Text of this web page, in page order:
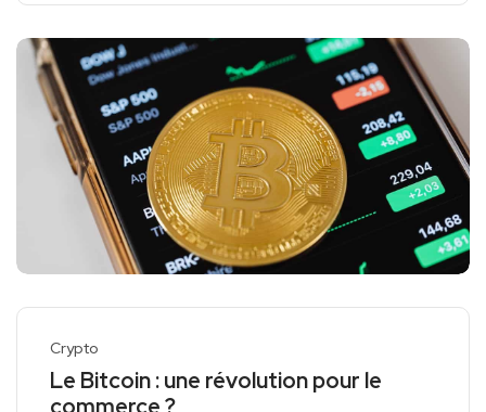
Crypto
Le Bitcoin : une révolution pour le